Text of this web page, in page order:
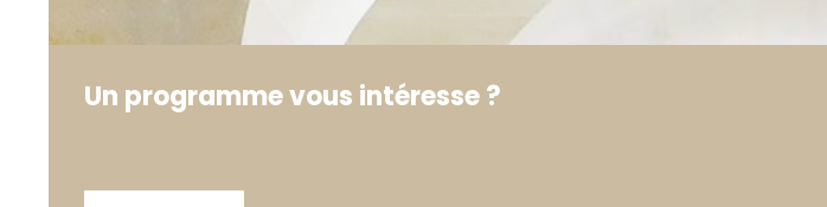
Un programme vous intéresse ?